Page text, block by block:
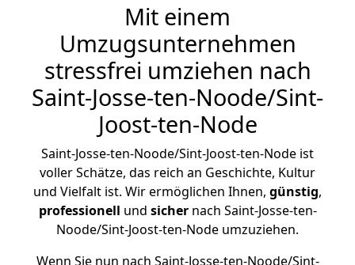
Mit einem
Umzugsunternehmen
stressfrei umziehen nach
Saint-Josse-ten-Noode/Sint-
Joost-ten-Node
Saint-Josse-ten-Noode/Sint-Joost-ten-Node ist
voller Schätze, das reich an Geschichte, Kultur
und Vielfalt ist. Wir ermöglichen Ihnen, günstig,
professionell und sichernach Saint-Josse-ten-
Noode/Sint-Joost-ten-Node umzuziehen.
Wenn Sie nun nach Saint-Josse-ten-Noode/Sint-